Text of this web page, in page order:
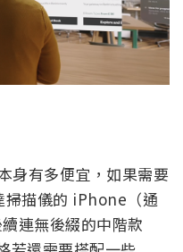
身有多便宜，如果需要
掃描儀的 iPhone（通
連無後綴的中階款